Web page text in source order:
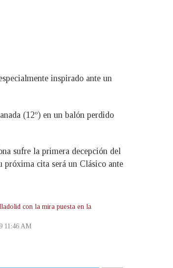
inspirado ante un
(12º) en un balón perdido
sufre la primera decepción del
próxima cita será un Clásico ante
con la mira puesta en la
11:46 AM